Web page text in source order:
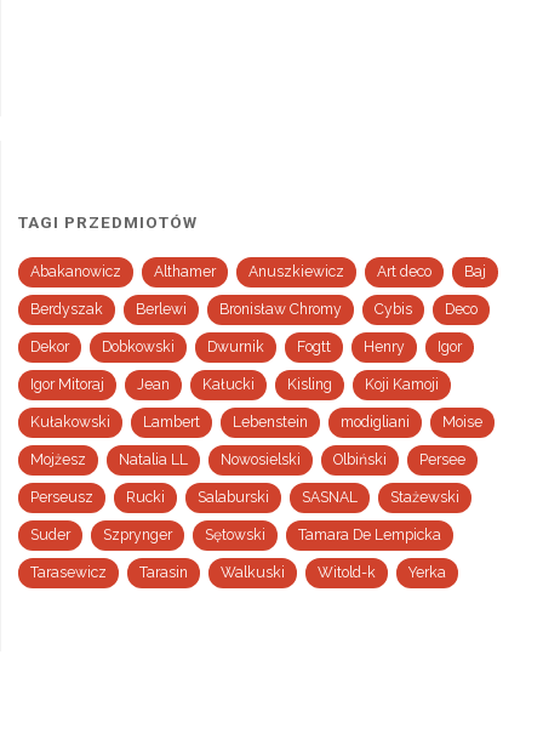
TAGI PRZEDMIOTÓW
Abakanowicz Althamer Anuszkiewicz Art deco Baj
Berdyszak Berlewi Bronisław Chromy Cybis Deco
Dekor Dobkowski Dwurnik Fogtt Henry Igor
Igor Mitoraj Jean Kałucki Kisling Koji Kamoji
Kułakowski Lambert Lebenstein modigliani Moise
Mojżesz Natalia LL Nowosielski Olbiński Persee
Perseusz Rucki Salaburski SASNAL Stażewski
Suder Szprynger Sętowski Tamara De Lempicka
Tarasewicz Tarasin Walkuski Witold-k Yerka